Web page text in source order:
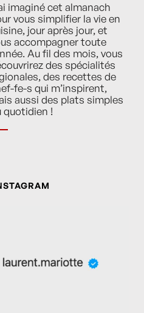
imaginé cet almanach
vous simplifier la vie en
jour après jour, et
accompagner toute
Au fil des mois, vous
des spécialités
des recettes de
fe-s qui m’inspirent,
aussi des plats simples
quotidien !